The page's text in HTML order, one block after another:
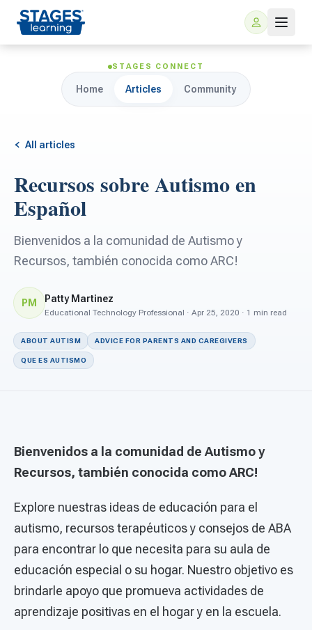
For Families
ARIS Home Learning
Free Resources
For Schools
For PreK & Sped Directors
For Superintendents
STAGES CONNECT
Home Articles Community
All articles
Recursos sobre Autismo en
Español
Bienvenidos a la comunidad de Autismo y
Recursos, también conocida como ARC!
PM Patty Martinez
Educational Technology Professional · Apr 25, 2020 · 1 min read
ABOUT AUTISM ADVICE FOR PARENTS AND CAREGIVERS
QUE ES AUTISMO
Bienvenidos a la comunidad de Autismo y
Recursos, también conocida como ARC!
Explore nuestras ideas de educación para el
autismo, recursos terapéuticos y consejos de ABA
para encontrar lo que necesita para su aula de
educación especial o su hogar. Nuestro objetivo es
brindarle apoyo que promueva actividades de
aprendizaje positivas en el hogar y en la escuela.